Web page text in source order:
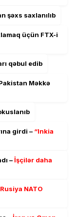
şəxs saxlanılıb
üçün FTX-i
qəbul edib
Məkkə
girdi – “Inkia
–İşçilər daha
Rusiya NATO